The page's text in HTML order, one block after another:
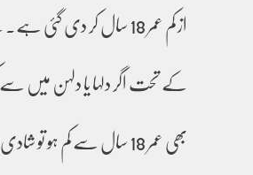
از کم عمر 18 سال کر دی
کے تحت اگر دلہا یا دلہن میں
بھی عمر 18 سال سے کم ہو تو